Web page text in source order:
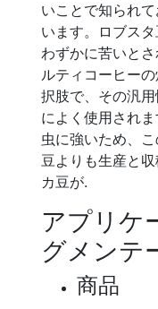
いことで知られ
います。ロブス
わずかに苦いと
ルティコーヒー
択肢で、その汎
によく使用され
虫に強いため、
豆よりも生産と
カ豆が.
アプリケ
グメンテ
商品